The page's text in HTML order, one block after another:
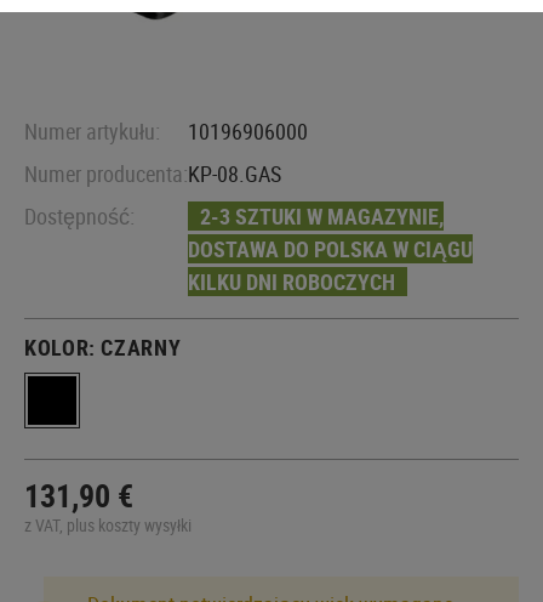
Numer artykułu:
10196906000
Numer producenta:KP-08.GAS
Dostępność:
2-3 SZTUKI W MAGAZYNIE,
DOSTAWA DO POLSKA W CIĄGU
KILKU DNI ROBOCZYCH
KOLOR: CZARNY
131,90 €
z VAT, plus koszty wysyłki